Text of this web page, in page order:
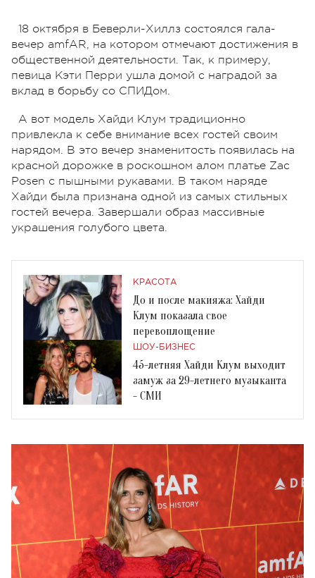
18 октября в Беверли-Хиллз состоялся гала-
вечер amfAR, на котором отмечают достижения в
общественной деятельности. Так, к примеру,
певица Кэти Перри ушла домой с наградой за
вклад в борьбу со СПИДом.
А вот модель Хайди Клум традиционно
привлекла к себе внимание всех гостей своим
нарядом. В это вечер знаменитость появилась на
красной дорожке в роскошном алом платье Zac
Posen с пышными рукавами. В таком наряде
Хайди была признана одной из самых стильных
гостей вечера. Завершали образ массивные
украшения голубого цвета.
КРАСОТА
До и после макияжа: Хайди
Клум показала свое
перевоплощение
ШОУ-БИЗНЕС
45-летняя Хайди Клум выходит
замуж за 29-летнего музыканта
- СМИ